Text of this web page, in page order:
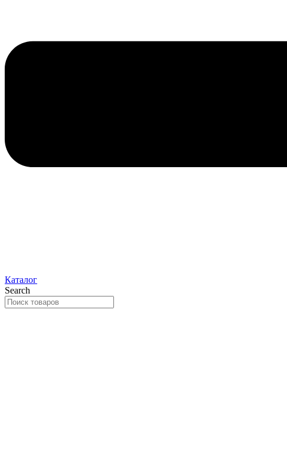
Каталог
Search